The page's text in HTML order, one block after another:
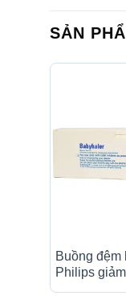
SẢN
Buồng đệm
Philips